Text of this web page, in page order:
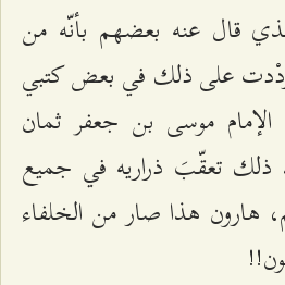
قال عنه بعضهم بأنّه من
ردْدت على ذلك في بعض كتبي
موسى بن جعفر ثمان
ذلك تعقّبَ ذراريه في جميع
هارون هذا صار من الخلفاء